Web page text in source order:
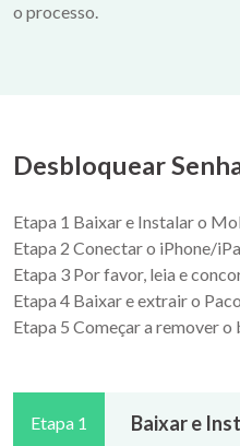
o processo.
Desbloquear
Etapa 1 Baixar e Instalar o
Etapa 2 Conectar o iPhone/
Etapa 3 Por favor, leia e
Etapa 4 Baixar e extrair o
Etapa 5 Começar a remover o
Etapa 1 Baixar e